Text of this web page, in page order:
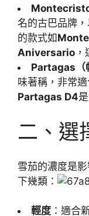
Montecristo
名的古巴品牌
的款式如
Aniversario
Partagas（
味著稱，非常
Partagas D4
二、選
雪茄的濃度是
下幾類：
輕度 ：適合